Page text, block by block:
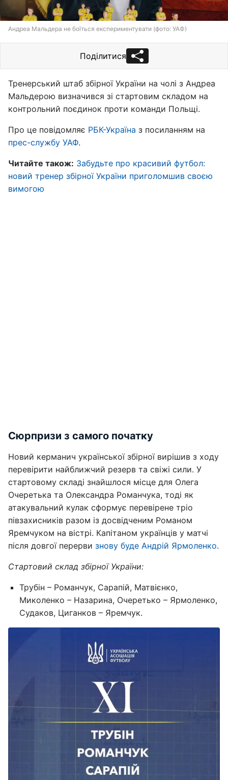
Андреа Мальдера не боїться експериментувати (фото: УАФ)
Поділитися
Тренерський штаб збірної України на чолі з Андреа
Мальдерою визначився зі стартовим складом на
контрольний поєдинок проти команди Польщі.
Про це повідомляє РБК-Україна з посиланням на
прес-службу УАФ.
Читайте також: Забудьте про красивий футбол:
новий тренер збірної України приголомшив своєю
вимогою
Сюрпризи з самого початку
Новий керманич української збірної вирішив з ходу
перевірити найближчий резерв та свіжі сили. У
стартовому складі знайшлося місце для Олега
Очеретька та Олександра Романчука, тоді як
атакувальний кулак сформує перевірене тріо
півзахисників разом із досвідченим Романом
Яремчуком на вістрі. Капітаном українців у матчі
після довгої перерви знову буде Андрій Ярмоленко.
Стартовий склад збірної України:
Трубін – Романчук, Сарапій, Матвієнко,
Миколенко – Назарина, Очеретько – Ярмоленко,
Судаков, Циганков – Яремчук.